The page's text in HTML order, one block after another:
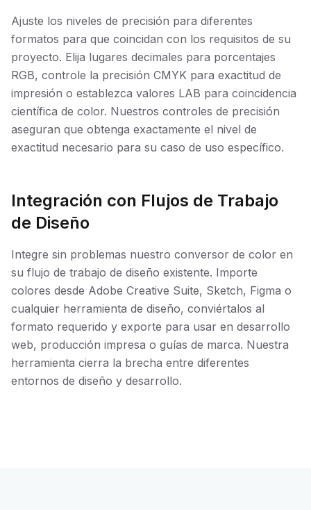
Ajuste los niveles de precisión para diferentes
formatos para que coincidan con los requisitos de su
proyecto. Elija lugares decimales para porcentajes
RGB, controle la precisión CMYK para exactitud de
impresión o establezca valores LAB para coincidencia
científica de color. Nuestros controles de precisión
aseguran que obtenga exactamente el nivel de
exactitud necesario para su caso de uso específico.
Integración con Flujos de Trabajo
de Diseño
Integre sin problemas nuestro conversor de color en
su flujo de trabajo de diseño existente. Importe
colores desde Adobe Creative Suite, Sketch, Figma o
cualquier herramienta de diseño, conviértalos al
formato requerido y exporte para usar en desarrollo
web, producción impresa o guías de marca. Nuestra
herramienta cierra la brecha entre diferentes
entornos de diseño y desarrollo.